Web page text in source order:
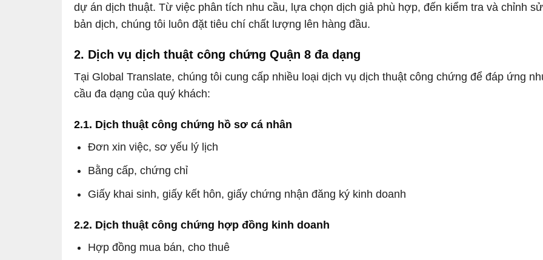
dự án dịch thuật. Từ việc phân tích nhu cầu, lựa chọn dịch giả phù hợp, đến kiểm tra và chỉnh
bản dịch, chúng tôi luôn đặt tiêu chí chất lượng lên hàng đầu.
2. Dịch vụ dịch thuật công chứng Quận 8 đa dạng
Tại Global Translate, chúng tôi cung cấp nhiều loại dịch vụ dịch thuật công chứng để đáp ứng
cầu đa dạng của quý khách:
2.1. Dịch thuật công chứng hồ sơ cá nhân
Đơn xin việc, sơ yếu lý lịch
Bằng cấp, chứng chỉ
Giấy khai sinh, giấy kết hôn, giấy chứng nhận đăng ký kinh doanh
2.2. Dịch thuật công chứng hợp đồng kinh doanh
Hợp đồng mua bán, cho thuê